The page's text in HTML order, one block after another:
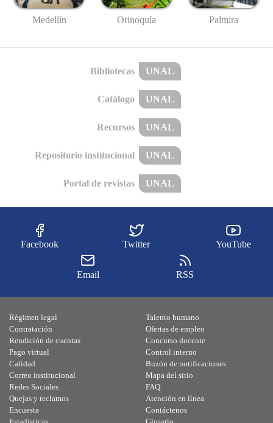
Medellín Orinoquía Palmira
Bibliotecas UNAL
Catálogo UNAL
Recursos UNAL
Repositorio institucional UNAL
Portal de revistas UNAL
Facebook Twitter YouTube
Email RSS
Régimen legal
Contratación
Rendición de cuentas
Pago virtual
Calidad
Talento humano
Ofertas de empleo
Concurso docente
Control interno
Buzón de notificaciones
Correo institucional
Redes Sociales
Quejas y reclamos
Encuesta
Mapa del sitio
FAQ
Atención en línea
Contáctenos